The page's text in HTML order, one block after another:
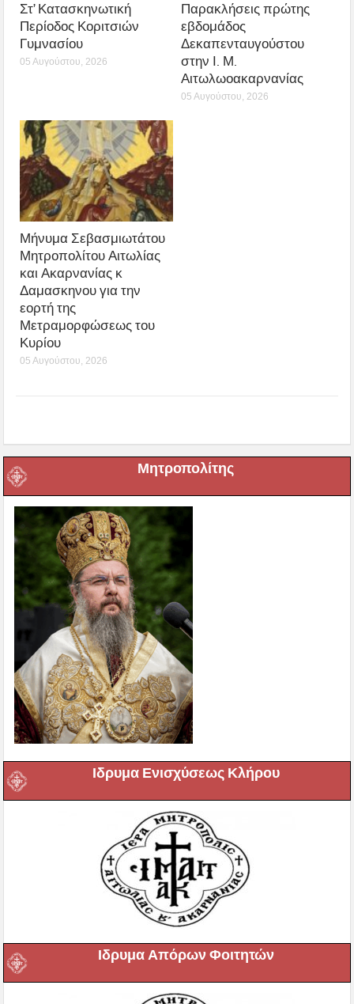
Στ’ Κατασκηνωτική
Περίοδος Κοριτσιών
Γυμνασίου
05 Αυγούστου, 2026
Παρακλήσεις πρώτης
εβδομάδος
Δεκαπενταυγούστου
στην Ι. Μ.
Αιτωλωοακαρνανίας
05 Αυγούστου, 2026
Μήνυμα Σεβασμιωτάτου
Μητροπολίτου Αιτωλίας
και Ακαρνανίας κ
Δαμασκηνου για την
εορτή της
Μετραμορφώσεως του
Κυρίου
05 Αυγούστου, 2026
Μητροπολίτης
Ιδρυμα Ενισχύσεως Κλήρου
Ιδρυμα Απόρων Φοιτητών